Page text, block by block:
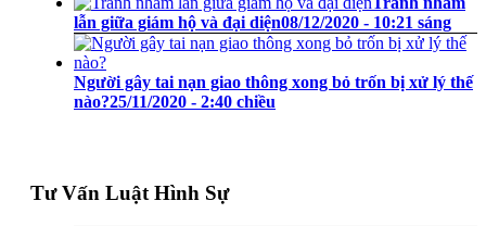
lẫn giữa giám hộ và đại diện08/12/2020 - 10:21 sáng
Người gây tai nạn giao thông xong bỏ trốn bị xử lý thế
nào?25/11/2020 - 2:40 chiều
Tư Vấn Luật Hình Sự